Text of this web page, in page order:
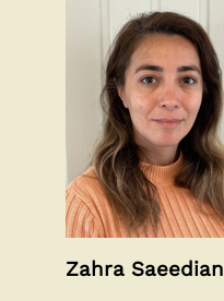
Zahra Saeedian